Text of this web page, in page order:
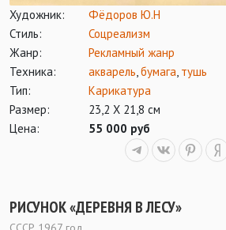
Художник:
Фёдоров Ю.Н
Стиль:
Соцреализм
Жанр:
Рекламный жанр
Техника:
акварель,бумага, тушь
Тип:
Карикатура
Размер:
23,2 Х 21,8 см
Цена:
55 000 руб
РИСУНОК «ДЕРЕВНЯ В ЛЕСУ»